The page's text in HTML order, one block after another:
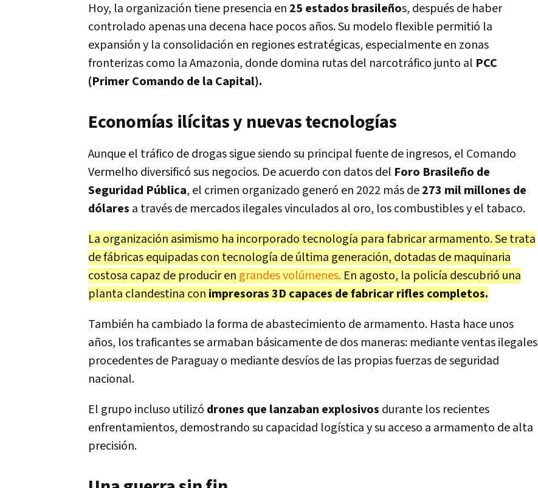
Hoy, la organización tiene presencia en 25 estados brasileños, después de haber
controlado apenas una decena hace pocos años. Su modelo flexible permitió la
expansión y la consolidación en regiones estratégicas, especialmente en zonas
fronterizas como la Amazonia, donde domina rutas del narcotráfico junto al PCC
(Primer Comando de la Capital).
Economías ilícitas y nuevas tecnologías
Aunque el tráfico de drogas sigue siendo su principal fuente de ingresos, el Comando
Vermelho diversificó sus negocios. De acuerdo con datos del Foro Brasileño de
Seguridad Pública, el crimen organizado generó en 2022 más de273 mil millones de
dólares a través de mercados ilegales vinculados al oro, los combustibles y el tabaco.
La organización asimismo ha incorporado tecnología para fabricar armamento. Se trata
de fábricas equipadas con tecnología de última generación, dotadas de maquinaria
costosa capaz de producir en grandes volúmenes. En agosto, la policía descubrió una
planta clandestina con impresoras 3D capaces de fabricar rifles completos.
También ha cambiado la forma de abastecimiento de armamento. Hasta hace unos
años, los traficantes se armaban básicamente de dos maneras: mediante ventas ilegales
procedentes de Paraguay o mediante desvíos de las propias fuerzas de seguridad
nacional.
El grupo incluso utilizó drones que lanzaban explosivos durante los recientes
enfrentamientos, demostrando su capacidad logística y su acceso a armamento de alta
precisión.